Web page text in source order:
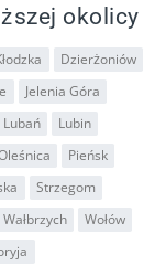
okolicy
Dzierżoniów
Jelenia Góra
Lubań
Lubin
Pieńsk
Strzegom
Wałbrzych
Wołów